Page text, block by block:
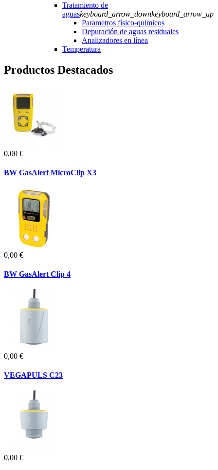
Tratamiento de
aguaskeyboard_arrow_downkeyboard_arrow_up
Parametros físico-quimicos
Depuración de aguas residuales
Analizadores en línea
Temperatura
Productos Destacados
0,00 €
BW GasAlert MicroClip X3
0,00 €
BW GasAlert Clip 4
0,00 €
VEGAPULS C23
0,00 €